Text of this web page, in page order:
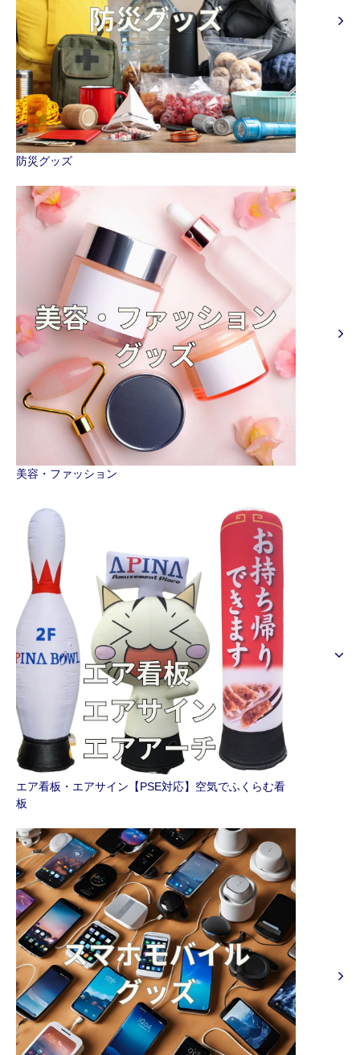
防災グッズ
美容・ファッション
エア看板・エアサイン【PSE対応】空気でふくらむ看
板